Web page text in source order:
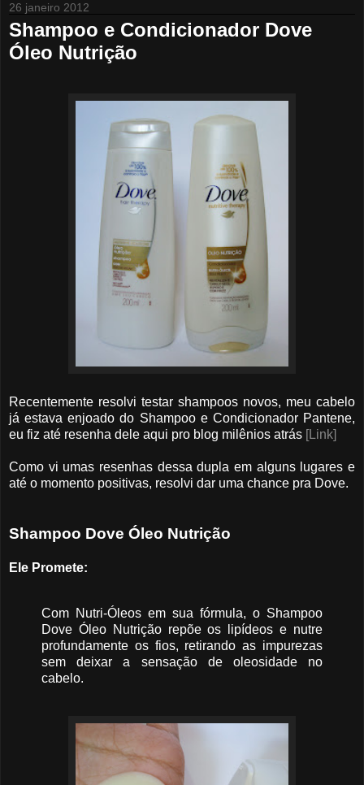
26 janeiro 2012
Shampoo e Condicionador Dove
Óleo Nutrição
Recentemente resolvi testar shampoos novos, meu cabelo
já estava enjoado do Shampoo e Condicionador Pantene,
eu fiz até resenha dele aqui pro blog milênios atrás [Link]
Como vi umas resenhas dessa dupla em alguns lugares e
até o momento positivas, resolvi dar uma chance pra Dove.
Shampoo Dove Óleo Nutrição
Ele Promete:
Com Nutri-Óleos em sua fórmula, o Shampoo
Dove Óleo Nutrição repõe os lipídeos e nutre
profundamente os fios, retirando as impurezas
sem deixar a sensação de oleosidade no
cabelo.